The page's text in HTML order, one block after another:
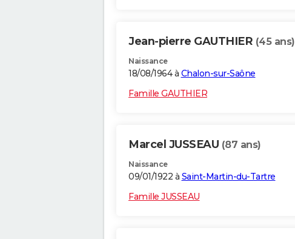
Jean-pierre GAUTHIER (45 ans)
Naissance
18/08/1964 à Chalon-sur-Saône
Famille GAUTHIER
Marcel JUSSEAU (87 ans)
Naissance
09/01/1922 à Saint-Martin-du-Tartre
Famille JUSSEAU